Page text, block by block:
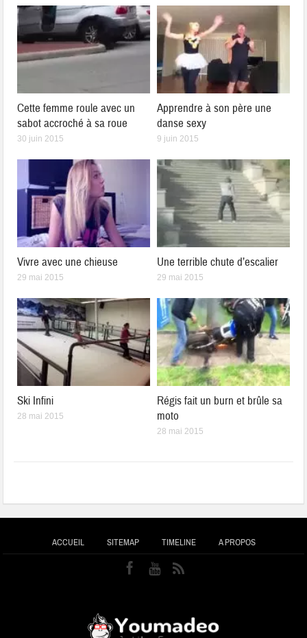
Cette femme roule avec un
sabot accroché à sa roue
30 juin 2015
Apprendre à son père une
danse sexy
9 juin 2015
Vivre avec une chieuse
29 mai 2015
Une terrible chute d’escalier
29 mai 2015
Ski Infini
28 mai 2015
Régis fait un burn et brûle sa
moto
28 mai 2015
ACCUEIL SITEMAP TIMELINE A PROPOS